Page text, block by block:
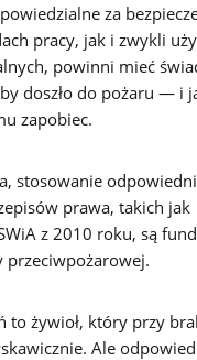
za
pracy, jak i zwykli
powinni mieć
doszło do pożaru — i
zapobiec.
stosowanie
prawa, takich jak
z 2010 roku, są
przeciwpożarowej.
to żywioł, który przy
Ale